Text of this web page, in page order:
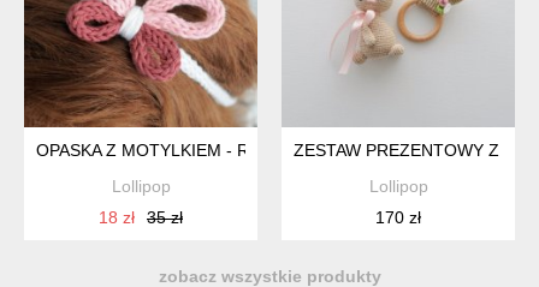
OPASKA Z MOTYLKIEM - RÓŻ
Lollipop
18 zł
35 zł
ZESTAW PREZENTOWY Z
Lollipop
170 zł
zobacz wszystkie produkty